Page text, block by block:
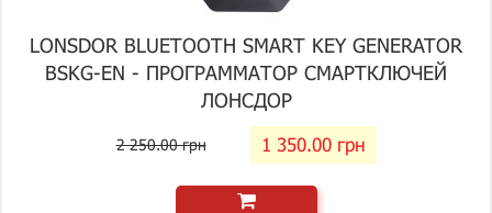
LONSDOR BLUETOOTH SMART KEY GENERATOR
BSKG-EN - ПРОГРАММАТОР СМАРТКЛЮЧЕЙ
ЛОНСДОР
2 250.00 грн 1 350.00 грн